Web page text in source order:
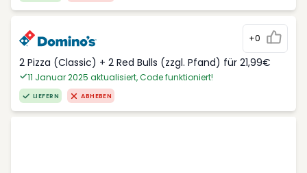
+0
2 Pizza (Classic) + 2 Red Bulls (zzgl. Pfand) für 21,99€
11 Januar 2025 aktualisiert, Code funktioniert!
LIEFERN ABHEBEN